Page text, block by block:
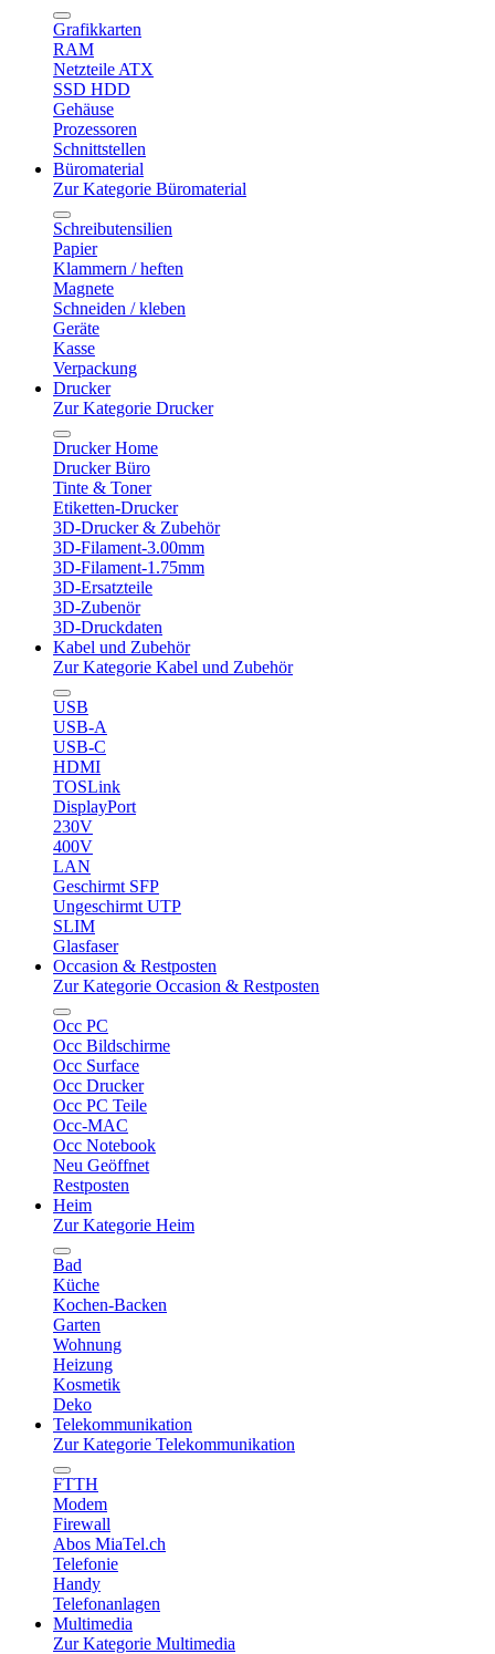
Grafikkarten
RAM
Netzteile ATX
SSD HDD
Gehäuse
Prozessoren
Schnittstellen
Büromaterial
Zur Kategorie Büromaterial
Schreibutensilien
Papier
Klammern / heften
Magnete
Schneiden / kleben
Geräte
Kasse
Verpackung
Drucker
Zur Kategorie Drucker
Drucker Home
Drucker Büro
Tinte & Toner
Etiketten-Drucker
3D-Drucker & Zubehör
3D-Filament-3.00mm
3D-Filament-1.75mm
3D-Ersatzteile
3D-Zubenör
3D-Druckdaten
Kabel und Zubehör
Zur Kategorie Kabel und Zubehör
USB
USB-A
USB-C
HDMI
TOSLink
DisplayPort
230V
400V
LAN
Geschirmt SFP
Ungeschirmt UTP
SLIM
Glasfaser
Occasion & Restposten
Zur Kategorie Occasion & Restposten
Occ PC
Occ Bildschirme
Occ Surface
Occ Drucker
Occ PC Teile
Occ-MAC
Occ Notebook
Neu Geöffnet
Restposten
Heim
Zur Kategorie Heim
Bad
Küche
Kochen-Backen
Garten
Wohnung
Heizung
Kosmetik
Deko
Telekommunikation
Zur Kategorie Telekommunikation
FTTH
Modem
Firewall
Abos MiaTel.ch
Telefonie
Handy
Telefonanlagen
Multimedia
Zur Kategorie Multimedia